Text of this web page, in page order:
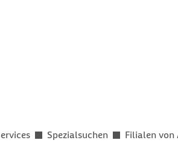
Spezialsuchen Filialen von